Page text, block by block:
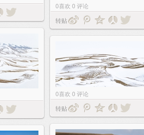
0喜欢 0 评论
转贴
0喜欢 0 评论
转贴